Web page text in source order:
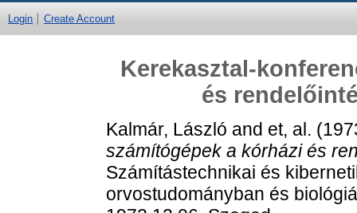
Login Create Account
Kerekasztal-
és
Kalmár, László and et, al.
számítógépek a kórházi és
Számítástechnikai és
orvostudományban és